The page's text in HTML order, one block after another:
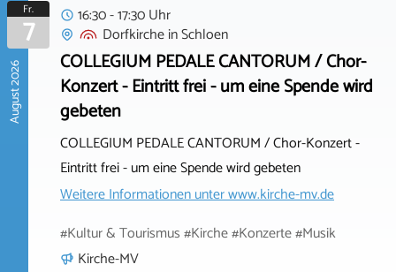
August 2026
Fr.
7
16:30 - 17:30 Uhr
DorfkircheinSchloen
COLLEGIUM PEDALE CANTORUM / Chor-
Konzert - Eintritt frei - um eine Spende wird
gebeten
COLLEGIUM PEDALE CANTORUM / Chor-Konzert -
Eintritt frei - um eine Spende wird gebeten
Weitere Informationen unterwww.kirche-mv.de
#Kultur & Tourismus #Kirche #Konzerte #Musik
Kirche-MV